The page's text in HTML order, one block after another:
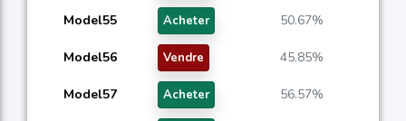
Model55 Acheter 50.67%
Model56 Vendre 45.85%
Model57 Acheter 56.57%